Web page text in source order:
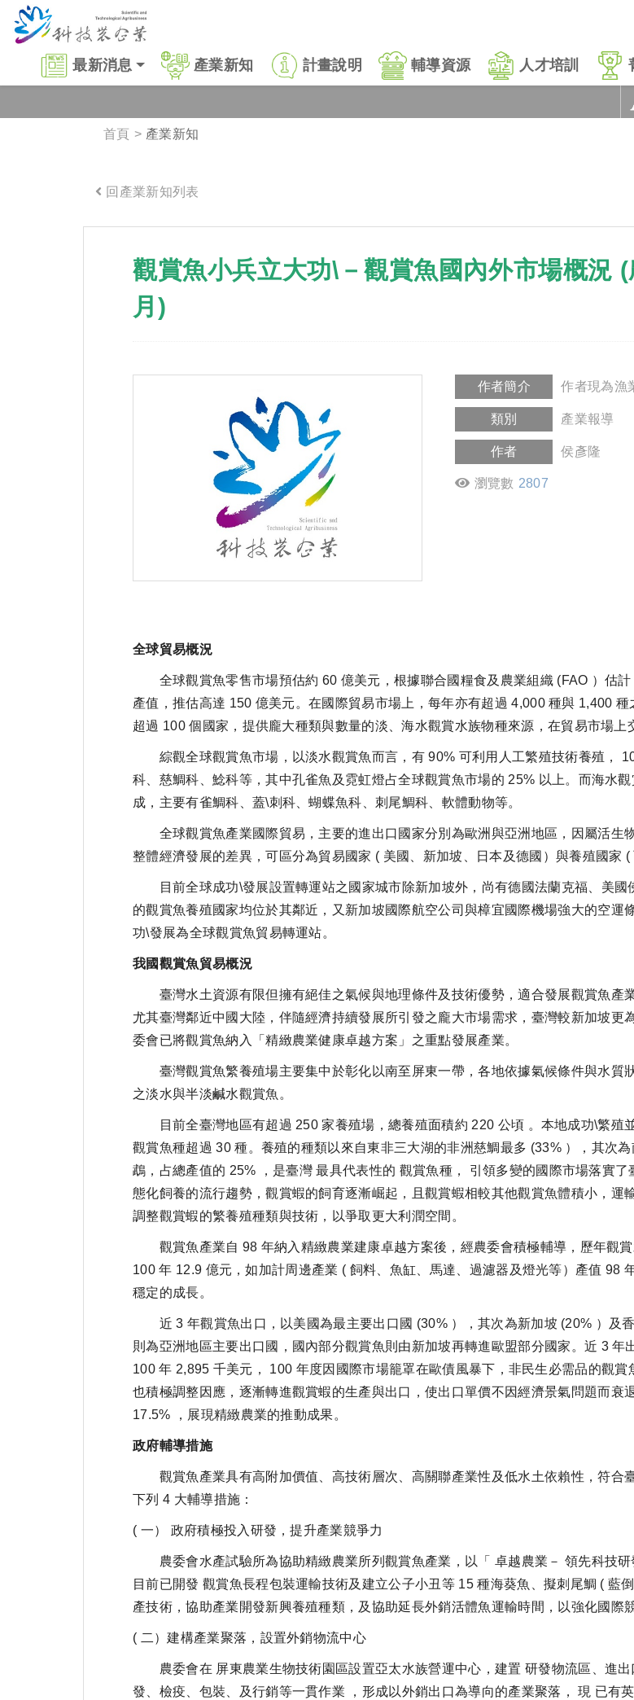
跳到主要內容區塊
最新消息 產業新知 計畫說明 輔導資源 人才培訓
首頁 產業新知
回產業新知列表
觀賞魚小兵立大功\－觀賞魚國內外市場概況
月)
作者簡介 作者現為漁
類別 產業報導
作者 侯彥隆
瀏覽數 2807
全球貿易概況
全球觀賞魚零售市場預估約 60 億美元，根據聯合國糧食及農業組織 (FAO ）估計
產值，推估高達 150 億美元。在國際貿易市場上，每年亦有超過 4,000 種與 1,400
超過 100 個國家，提供龐大種類與數量的淡、海水觀賞水族物種來源，在貿易市場上
綜觀全球觀賞魚市場，以淡水觀賞魚而言，有 90% 可利用人工繁殖技術養殖，
科、慈鯛科、鯰科等，其中孔雀魚及霓虹燈占全球觀賞魚市場的 25% 以上。而海水
成，主要有雀鯛科、蓋\刺科、蝴蝶魚科、刺尾鯛科、軟體動物等。
全球觀賞魚產業國際貿易，主要的進出口國家分別為歐洲與亞洲地區，因屬活生
整體經濟發展的差異，可區分為貿易國家 ( 美國、新加坡、日本及德國）與養殖國家 (
目前全球成功\發展設置轉運站之國家城市除新加坡外，尚有德國法蘭克福、美國
的觀賞魚養殖國家均位於其鄰近，又新加坡國際航空公司與樟宜國際機場強大的空
功\發展為全球觀賞魚貿易轉運站。
我國觀賞魚貿易概況
臺灣水土資源有限但擁有絕佳之氣候與地理條件及技術優勢，適合發展觀賞魚產
尤其臺灣鄰近中國大陸，伴隨經濟持續發展所引發之龐大市場需求，臺灣較新加坡
委會已將觀賞魚納入「精緻農業健康卓越方案」之重點發展產業。
臺灣觀賞魚繁養殖場主要集中於彰化以南至屏東一帶，各地依據氣候條件與水質
之淡水與半淡鹹水觀賞魚。
目前全臺灣地區有超過 250 家養殖場，總養殖面積約 220 公頃 。本地成功\繁殖
觀賞魚種超過 30 種。養殖的種類以來自東非三大湖的非洲慈鯛最多 (33% ），其次
鵡，占總產值的 25% ，是臺灣 最具代表性的 觀賞魚種， 引領多變的國際市場落實
態化飼養的流行趨勢，觀賞蝦的飼育逐漸崛起，且觀賞蝦相較其他觀賞魚體積小，
調整觀賞蝦的繁養殖種類與技術，以爭取更大利潤空間。
觀賞魚產業自 98 年納入精緻農業建康卓越方案後，經農委會積極輔導，歷年觀賞
100 年 12.9 億元，如加計周邊產業 ( 飼料、魚缸、馬達、過濾器及燈光等）產值 98
穩定的成長。
近 3 年觀賞魚出口，以美國為最主要出口國 (30% ），其次為新加坡 (20% ）及
則為亞洲地區主要出口國，國內部分觀賞魚則由新加坡再轉進歐盟部分國家。近 3 年
100 年 2,895 千美元， 100 年度因國際市場籠罩在歐債風暴下，非民生必需品的觀
也積極調整因應，逐漸轉進觀賞蝦的生產與出口，使出口單價不因經濟景氣問題而衰
17.5% ，展現精緻農業的推動成果。
政府輔導措施
觀賞魚產業具有高附加價值、高技術層次、高關聯產業性及低水土依賴性，符合
下列 4 大輔導措施：
( 一） 政府積極投入研發，提升產業競爭力
農委會水產試驗所為協助精緻農業所列觀賞魚產業，以「 卓越農業－ 領先科技研
目前已開發 觀賞魚長程包裝運輸技術及建立公子小丑等 15 種海葵魚、擬刺尾鯛 ( 藍
產技術，協助產業開發新興養殖種類，及協助延長外銷活體魚運輸時間，以強化國際競
( 二）建構產業聚落，設置外銷物流中心
農委會在 屏東農業生物技術園區設置亞太水族營運中心，建置 研發物流區、進出
發、檢疫、包裝、及行銷等一貫作業 ，形成以外銷出口為導向的產業聚落， 現 已有